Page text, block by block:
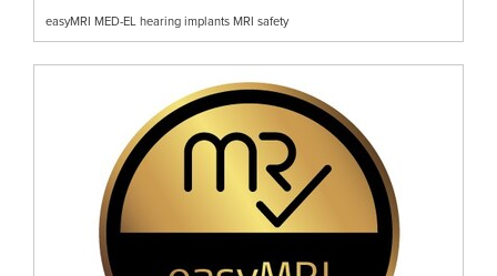
easyMRI MED-EL hearing implants MRI safety